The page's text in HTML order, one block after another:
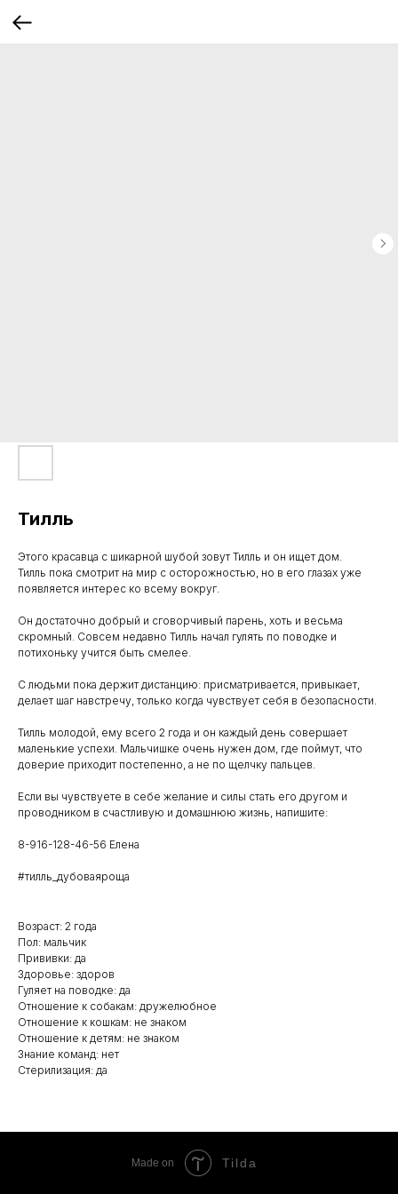
Тилль
Этого красавца с шикарной шубой зовут Тилль и он ищет дом.
Тилль пока смотрит на мир с осторожностью, но в его глазах уже
появляется интерес ко всему вокруг.
Он достаточно добрый и сговорчивый парень, хоть и весьма
скромный. Совсем недавно Тилль начал гулять по поводке и
потихоньку учится быть смелее.
С людьми пока держит дистанцию: присматривается, привыкает,
делает шаг навстречу, только когда чувствует себя в безопасности.
Тилль молодой, ему всего 2 года и он каждый день совершает
маленькие успехи. Мальчишке очень нужен дом, где поймут, что
доверие приходит постепенно, а не по щелчку пальцев.
Если вы чувствуете в себе желание и силы стать его другом и
проводником в счастливую и домашнюю жизнь, напишите:
8-916-128-46-56 Елена
#тилль_дубоваяроща
Возраст: 2 года
Пол: мальчик
Прививки: да
Здоровье: здоров
Гуляет на поводке: да
Отношение к собакам: дружелюбное
Отношение к кошкам: не знаком
Отношение к детям: не знаком
Знание команд: нет
Стерилизация: да
Made on Tilda